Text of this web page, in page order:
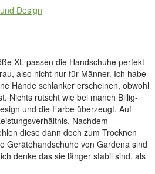
XL passen die Handschuhe perfekt
also nicht nur für Männer. Ich habe
Hände schlanker erscheinen, obwohl
Nichts rutscht wie bei manch Billig-
und die Farbe überzeugt. Auf
Nachdem
diese dann doch zum Trocknen
Gerätehandschuhe von Gardena sind
denke das sie länger stabil sind, als